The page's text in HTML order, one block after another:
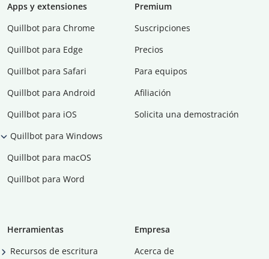
Apps y extensiones
Quillbot para Chrome
Quillbot para Edge
Quillbot para Safari
Quillbot para Android
Quillbot para iOS
Quillbot para Windows
Quillbot para macOS
Quillbot para Word
Premium
Suscripciones
Precios
Para equipos
Afiliación
Solicita una demostración
Herramientas
Recursos de escritura
Empresa
Acerca de